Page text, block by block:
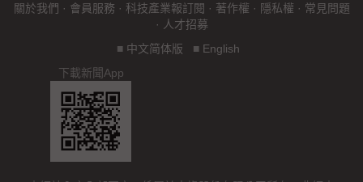
關於我們 · 會員服務 · 科技產業報訂閱 · 著作權 · 隱私權 · 常見問題
· 人才招募
■ 中文简体版 ■ English
下載新聞App